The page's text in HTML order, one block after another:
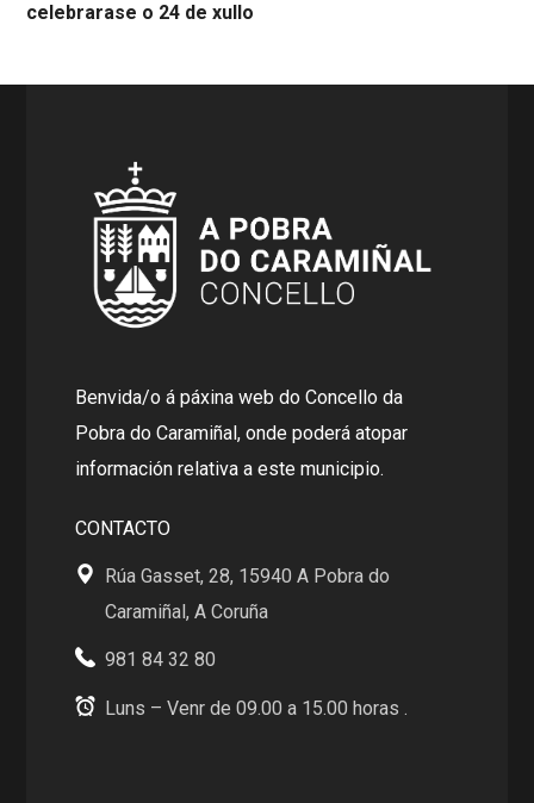
celebrarase o 24 de xullo
Benvida/o á páxina web do Concello da
Pobra do Caramiñal, onde poderá atopar
información relativa a este municipio.
CONTACTO
Rúa Gasset, 28, 15940 A Pobra do
Caramiñal, A Coruña
981 84 32 80
Luns – Venr de 09.00 a 15.00 horas .